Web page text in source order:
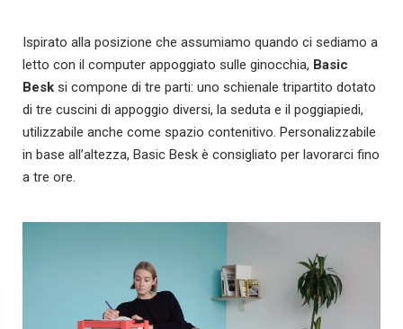
Ispirato alla posizione che assumiamo quando ci sediamo a
letto con il computer appoggiato sulle ginocchia, Basic
Besk si compone di tre parti: uno schienale tripartito dotato
di tre cuscini di appoggio diversi, la seduta e il poggiapiedi,
utilizzabile anche come spazio contenitivo. Personalizzabile
in base all’altezza, Basic Besk è consigliato per lavorarci fino
a tre ore.